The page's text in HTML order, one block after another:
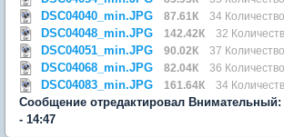
DSC04040_min.JPG 87.61К 34
DSC04048_min.JPG 142.42К 32
DSC04051_min.JPG 90.02К 37
DSC04068_min.JPG 82.04К 36
DSC04083_min.JPG 161.64К 34
Сообщение отредактировал Внимательный:
- 14:47